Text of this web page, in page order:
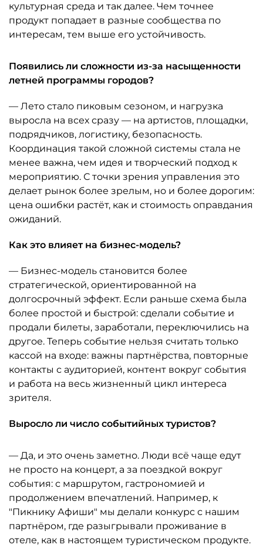
культурная среда и так далее. Чем точнее
продукт попадает в разные сообщества по
интересам, тем выше его устойчивость.
Появились ли сложности из-за насыщенности
летней программы городов?
— Лето стало пиковым сезоном, и нагрузка
выросла на всех сразу — на артистов, площадки,
подрядчиков, логистику, безопасность.
Координация такой сложной системы стала не
менее важна, чем идея и творческий подход к
мероприятию. С точки зрения управления это
делает рынок более зрелым, но и более дорогим:
цена ошибки растёт, как и стоимость оправдания
ожиданий.
Как это влияет на бизнес-модель?
— Бизнес-модель становится более
стратегической, ориентированной на
долгосрочный эффект. Если раньше схема была
более простой и быстрой: сделали событие и
продали билеты, заработали, переключились на
другое. Теперь событие нельзя считать только
кассой на входе: важны партнёрства, повторные
контакты с аудиторией, контент вокруг события
и работа на весь жизненный цикл интереса
зрителя.
Выросло ли число событийных туристов?
— Да, и это очень заметно. Люди всё чаще едут
не просто на концерт, а за поездкой вокруг
события: с маршрутом, гастрономией и
продолжением впечатлений. Например, к
"Пикнику Афиши" мы делали конкурс с нашим
партнёром, где разыгрывали проживание в
отеле, как в настоящем туристическом продукте.